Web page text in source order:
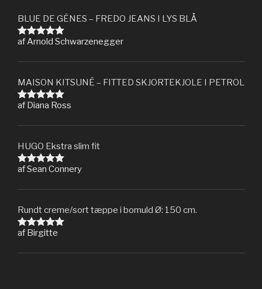
BLUE DE GÊNES – FREDO JEANS I LYS BLÅ
Vurderet5
af Arnold Schwarzenegger
MAISON KITSUNÉ – FITTED SKJORTEKJOLE I PETROL
Vurderet 5
af Diana Ross
HUGO Ekstra slim fit
Vurderet5
af Sean Connery
Rundt creme/sort tæppe i bomuld Ø: 150 cm.
Vurderet5
af Birgitte